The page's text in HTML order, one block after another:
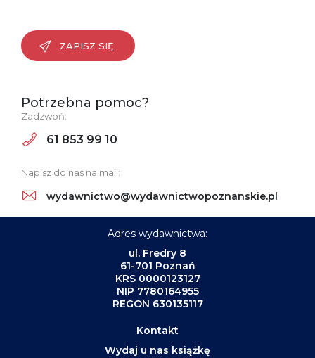
ZAPISZ SIĘ
Potrzebna pomoc?
Zadzwoń:
61 853 99 10
Napisz do nas na mail:
wydawnictwo@wydawnictwopoznanskie.pl
Adres wydawnictwa:
ul. Fredry 8
61-701 Poznań
KRS 0000123127
NIP 7780164955
REGON 630135117
Kontakt
Wydaj u nas książkę